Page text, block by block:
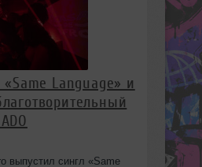
Language» и
выпустил сингл «Same